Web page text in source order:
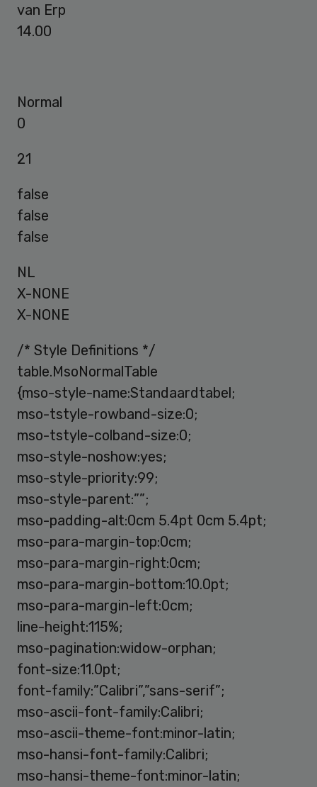
van Erp
14.00
Normal
0
21
false
false
false
NL
X-NONE
X-NONE
/* Style Definitions */
table.MsoNormalTable
{mso-style-name:Standaardtabel;
mso-tstyle-rowband-size:0;
mso-tstyle-colband-size:0;
mso-style-noshow:yes;
mso-style-priority:99;
mso-style-parent:””;
mso-padding-alt:0cm 5.4pt 0cm 5.4pt;
mso-para-margin-top:0cm;
mso-para-margin-right:0cm;
mso-para-margin-bottom:10.0pt;
mso-para-margin-left:0cm;
line-height:115%;
mso-pagination:widow-orphan;
font-size:11.0pt;
font-family:”Calibri”,”sans-serif”;
mso-ascii-font-family:Calibri;
mso-ascii-theme-font:minor-latin;
mso-hansi-font-family:Calibri;
mso-hansi-theme-font:minor-latin;